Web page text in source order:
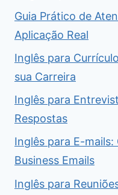
Guia Prático de
Aplicação Real
Inglês para
sua Carreira
Inglês para
Respostas
Inglês para E-
Business Emails
Inglês para